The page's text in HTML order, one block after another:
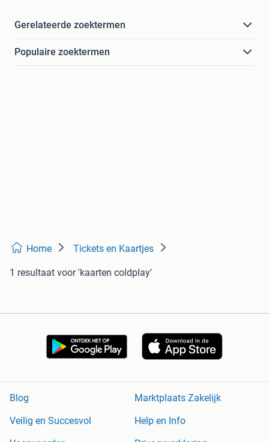
Gerelateerde zoektermen
Populaire zoektermen
Home Tickets en Kaartjes
1 resultaat voor 'kaarten coldplay'
Blog
Marktplaats Zakelijk
Veilig en Succesvol
Help en Info